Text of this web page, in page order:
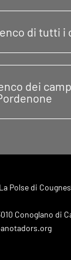
di tutti i
dei
Polse di
Conoglano di